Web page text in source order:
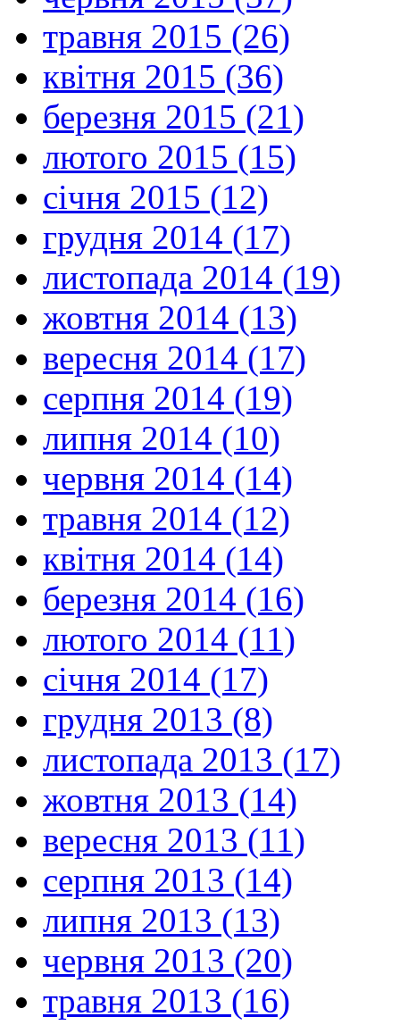
травня 2015 (26)
квітня 2015 (36)
березня 2015 (21)
лютого 2015 (15)
січня 2015 (12)
грудня 2014 (17)
листопада 2014 (19)
жовтня 2014 (13)
вересня 2014 (17)
серпня 2014 (19)
липня 2014 (10)
червня 2014 (14)
травня 2014 (12)
квітня 2014 (14)
березня 2014 (16)
лютого 2014 (11)
січня 2014 (17)
грудня 2013 (8)
листопада 2013 (17)
жовтня 2013 (14)
вересня 2013 (11)
серпня 2013 (14)
липня 2013 (13)
червня 2013 (20)
травня 2013 (16)